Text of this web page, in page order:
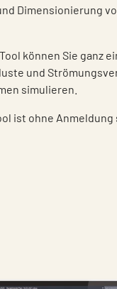
Dimensionierung
können Sie ganz
und
simulieren.
ist ohne